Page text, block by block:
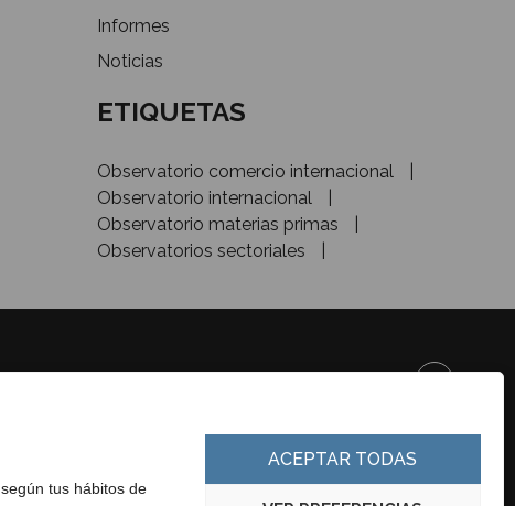
tus hábitos de
ACEPTAR TODAS
Informes
Noticias
ETIQUETAS
Observatorio comercio internacional
Observatorio internacional
Observatorio materias primas
Observatorios sectoriales